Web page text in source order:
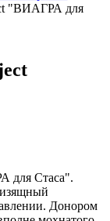
"ВИАГРА для
для Стаса".
изящный
Донором